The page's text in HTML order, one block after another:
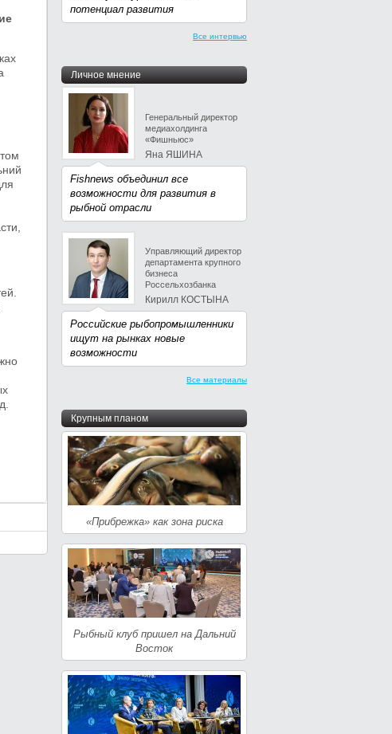
потенциал развития
Все интервью
Личное мнение
Генеральный директор
медиахолдинга
«Фишньюс»
Яна ЯШИНА
Fishnews объединил все
возможности для развития в
рыбной отрасли
Управляющий директор
департамента крупного
бизнеса
Россельхозбанка
Кирилл КОСТЫНА
Российские рыбопромышленники
ищут на рынках новые
возможности
Все материалы
Крупным планом
«Прибрежка» как зона риска
Рыбный клуб пришел на Дальний
Восток